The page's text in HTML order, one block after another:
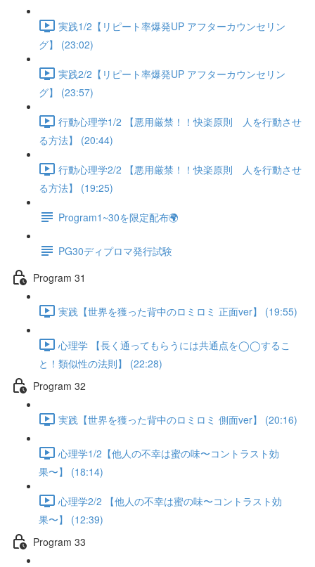
実践1/2【リピート率爆発UP アフターカウンセリン
グ】 (23:02)
実践2/2【リピート率爆発UP アフターカウンセリン
グ】 (23:57)
行動心理学1/2 【悪用厳禁！！快楽原則 人を行動させ
る方法】 (20:44)
行動心理学2/2 【悪用厳禁！！快楽原則 人を行動させ
る方法】 (19:25)
Program1~30を限定配布🌍
PG30ディプロマ発行試験
Program 31
実践【世界を獲った背中のロミロミ 正面ver】 (19:55)
心理学 【長く通ってもらうには共通点を◯◯するこ
と！類似性の法則】 (22:28)
Program 32
実践【世界を獲った背中のロミロミ 側面ver】 (20:16)
心理学1/2【他人の不幸は蜜の味〜コントラスト効
果〜】 (18:14)
心理学2/2 【他人の不幸は蜜の味〜コントラスト効
果〜】 (12:39)
Program 33